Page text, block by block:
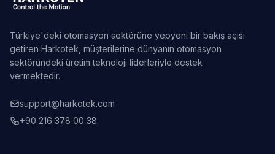
Türkiye'deki otomasyon sektörüne yepyeni bir bakış açısı
getiren Harkotek, müşterilerine dünyanın otomasyon
sektöründeki üretim teknoloji liderleriyle destek
vermektedir.
support@harkotek.com
+90 216 378 00 38